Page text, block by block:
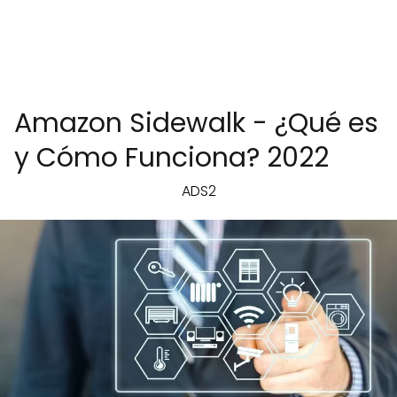
Amazon Sidewalk - ¿Qué es
y Cómo Funciona? 2022
ADS2